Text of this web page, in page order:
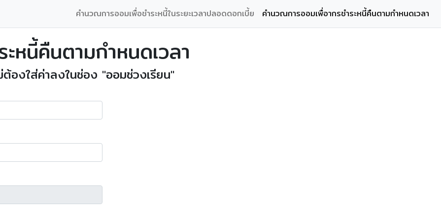
คำนวณการออมเพื่อชำระหนี้ในระยะเวลาปลอดดอกเบี้ย คำนวณการออมเพื่อากรชำระหนี้คืนตามกำหนดเวลา
หนี้คืนตามกำหนดเวลา
องใส่ค่าลงในช่อง "ออมช่วงเรียน"